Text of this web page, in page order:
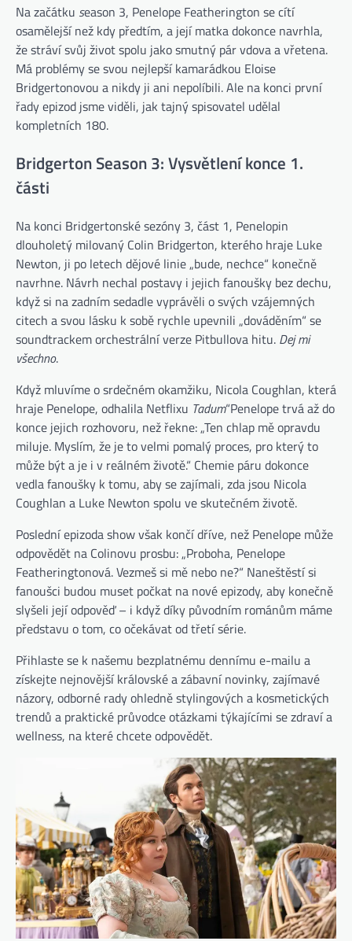
Na začátku season 3, Penelope Featherington se cítí
osamělejší než kdy předtím, a její matka dokonce navrhla,
že stráví svůj život spolu jako smutný pár vdova a vřetena.
Má problémy se svou nejlepší kamarádkou Eloise
Bridgertonovou a nikdy ji ani nepolíbili. Ale na konci první
řady epizod jsme viděli, jak tajný spisovatel udělal
kompletních 180.
Bridgerton Season 3: Vysvětlení konce 1.
části
Na konci Bridgertonské sezóny 3, část 1, Penelopin
dlouholetý milovaný Colin Bridgerton, kterého hraje Luke
Newton, ji po letech dějové linie „bude, nechce“ konečně
navrhne. Návrh nechal postavy i jejich fanoušky bez dechu,
když si na zadním sedadle vyprávěli o svých vzájemných
citech a svou lásku k sobě rychle upevnili „dováděním“ se
soundtrackem orchestrální verze Pitbullova hitu. Dej mi
všechno.
Když mluvíme o srdečném okamžiku, Nicola Coughlan, která
hraje Penelope, odhalila Netflixu Tadum“Penelope trvá až do
konce jejich rozhovoru, než řekne: „Ten chlap mě opravdu
miluje. Myslím, že je to velmi pomalý proces, pro který to
může být a je i v reálném životě.“ Chemie páru dokonce
vedla fanoušky k tomu, aby se zajímali, zda jsou Nicola
Coughlan a Luke Newton spolu ve skutečném životě.
Poslední epizoda show však končí dříve, než Penelope může
odpovědět na Colinovu prosbu: „Proboha, Penelope
Featheringtonová. Vezmeš si mě nebo ne?“ Naneštěstí si
fanoušci budou muset počkat na nové epizody, aby konečně
slyšeli její odpověď – i když díky původním románům máme
představu o tom, co očekávat od třetí série.
Přihlaste se k našemu bezplatnému dennímu e-mailu a
získejte nejnovější královské a zábavní novinky, zajímavé
názory, odborné rady ohledně stylingových a kosmetických
trendů a praktické průvodce otázkami týkajícími se zdraví a
wellness, na které chcete odpovědět.